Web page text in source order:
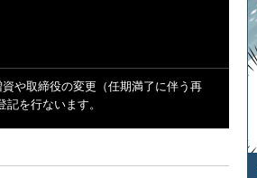
や取締役の変更（任期満了に伴う再
を行ないます。